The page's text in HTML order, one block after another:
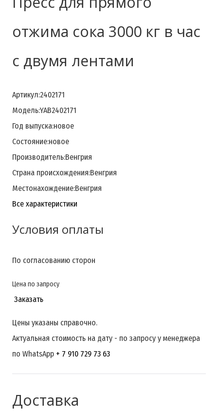
отжима сока 3000 кг в час
с двумя лентами
Артикул:2402171
Модель:YAB2402171
Год выпуска:новое
Состояние:новое
Производитель:Венгрия
Страна происхождения:Венгрия
Местонахождение:Венгрия
Все характеристики
Условия оплаты
По согласованию сторон
Цена по запросу
Заказать
Цены указаны справочно.
Актуальная стоимость на дату - по запросу у менеджера
по WhatsApp + 7 910 729 73 63
Доставка